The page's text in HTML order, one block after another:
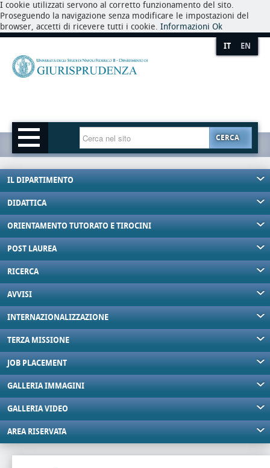
I cookie utilizzati servono al corretto funzionamento del sito.
Proseguendo la navigazione senza modificare le impostazioni del
browser, accetti di ricevere tutti i cookie. Informazioni Ok
IT EN
CERCA
IL DIPARTIMENTO
DIDATTICA
ORIENTAMENTO TUTORATO E TIROCINI
POST LAUREA
RICERCA
AVVISI
INTERNAZIONALIZZAZIONE
TERZA MISSIONE
JOB PLACEMENT
GALLERIA IMMAGINI
GALLERIA VIDEO
AREA RISERVATA